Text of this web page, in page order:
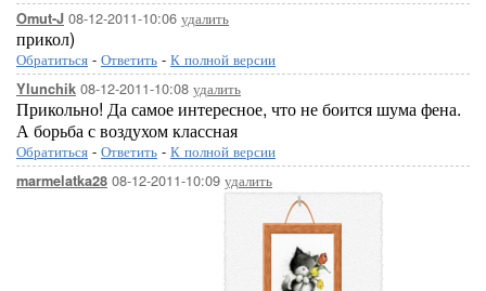
Omut-J 08-12-2011-10:06 удалить
прикол)
Обратиться - Ответить - К полной версии
Ylunchik 08-12-2011-10:08 удалить
Прикольно! Да самое интересное, что не боится шума фена.
А борьба с воздухом классная
Обратиться - Ответить - К полной версии
marmelatka28 08-12-2011-10:09 удалить